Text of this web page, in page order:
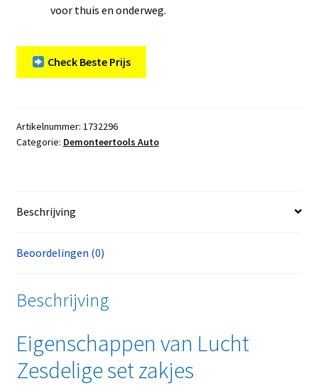
voor thuis en onderweg.
Check Beste Prijs
Artikelnummer: 1732296
Categorie: Demonteertools Auto
Beschrijving
Beoordelingen (0)
Beschrijving
Eigenschappen van Lucht
Zesdelige set zakjes